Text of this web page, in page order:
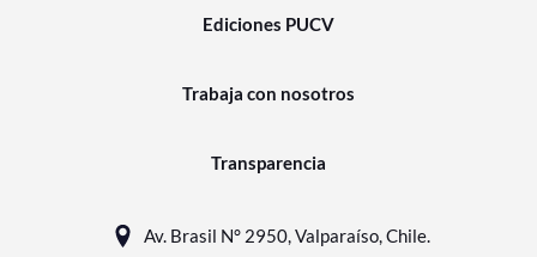
Ediciones PUCV
Trabaja con nosotros
Transparencia
Av. Brasil N° 2950, Valparaíso, Chile.